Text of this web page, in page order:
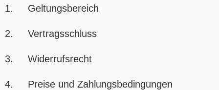
1. Geltungsbereich
2. Vertragsschluss
3. Widerrufsrecht
4. Preise und Zahlungsbedingungen